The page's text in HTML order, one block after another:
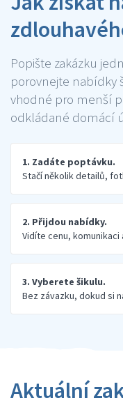
Popište zakázku
porovnejte nabídky
vhodné pro menší
odkládané domácí
1. Zadáte poptávku.
Stačí několik detailů,
2. Přijdou nabídky.
Vidíte cenu,
3. Vyberete šikulu.
Bez závazku, dokud si
Aktuální